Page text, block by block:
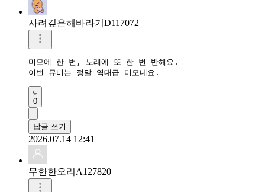
사려깊은해바라기D117072
미모에 한 번, 노래에 또 한 번 반해요.
이번 뮤비는 정말 역대급 미모네요.
0
답글 쓰기
2026.07.14 12:41
무한한오리A127820